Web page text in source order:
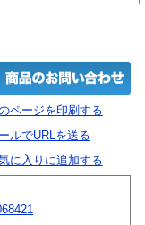
ページを印刷する
ルでURLを送る
に入りに追加する